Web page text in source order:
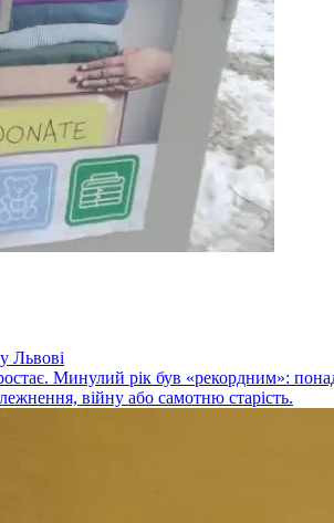
Львові
Минулий рік був «рекордним»:
війну або самотню старість.